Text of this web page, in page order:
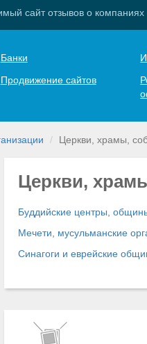
сайт отзывов о компаниях
Банки
Продвижение сайтов
Церкви, храмы,
Церкви,
Буддийские центры,
Мечети, мусульманские
Синагоги и еврейские